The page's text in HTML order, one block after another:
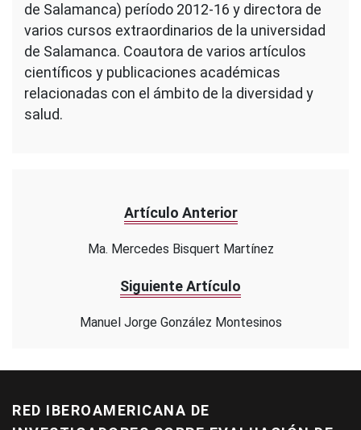
de Salamanca) período 2012-16 y directora de
varios cursos extraordinarios de la universidad
de Salamanca. Coautora de varios artículos
científicos y publicaciones académicas
relacionadas con el ámbito de la diversidad y
salud.
Artículo Anterior
Ma. Mercedes Bisquert Martínez
Siguiente Artículo
Manuel Jorge González Montesinos
RED IBEROAMERICANA DE